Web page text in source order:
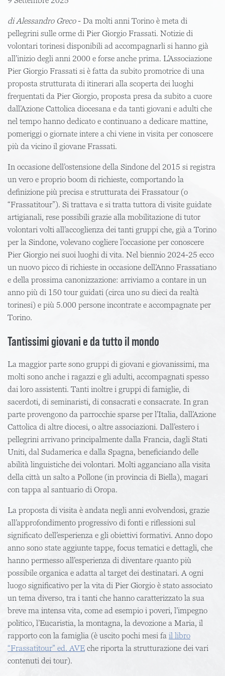
di Alessandro Greco- Da molti anni Torino è meta di
pellegrini sulle orme di Pier Giorgio Frassati. Notizie di
volontari torinesi disponibili ad accompagnarli si hanno già
all’inizio degli anni 2000 e forse anche prima. L’Associazione
Pier Giorgio Frassati si è fatta da subito promotrice di una
proposta strutturata di itinerari alla scoperta dei luoghi
frequentati da Pier Giorgio, proposta presa da subito a cuore
dall’Azione Cattolica diocesana e da tanti giovani e adulti che
nel tempo hanno dedicato e continuano a dedicare mattine,
pomeriggi o giornate intere a chi viene in visita per conoscere
più da vicino il giovane Frassati.
In occasione dell’ostensione della Sindone del 2015 si registra
un vero e proprio boom di richieste, comportando la
definizione più precisa e strutturata dei Frassatour (o
“Frassatitour”). Si trattava e si tratta tuttora di visite guidate
artigianali, rese possibili grazie alla mobilitazione di tutor
volontari volti all’accoglienza dei tanti gruppi che, già a Torino
per la Sindone, volevano cogliere l’occasione per conoscere
Pier Giorgio nei suoi luoghi di vita. Nel biennio 2024-25 ecco
un nuovo picco di richieste in occasione dell’Anno Frassatiano
e della prossima canonizzazione: arriviamo a contare in un
anno più di 150 tour guidati (circa uno su dieci da realtà
torinesi) e più 5.000 persone incontrate e accompagnate per
Torino.
Tantissimi giovani e da tutto il mondo
La maggior parte sono gruppi di giovani e giovanissimi, ma
molti sono anche i ragazzi e gli adulti, accompagnati spesso
dai loro assistenti. Tanti inoltre i gruppi di famiglie, di
sacerdoti, di seminaristi, di consacrati e consacrate. In gran
parte provengono da parrocchie sparse per l’Italia, dall’Azione
Cattolica di altre diocesi, o altre associazioni. Dall’estero i
pellegrini arrivano principalmente dalla Francia, dagli Stati
Uniti, dal Sudamerica e dalla Spagna, beneficiando delle
abilità linguistiche dei volontari. Molti agganciano alla visita
della città un salto a Pollone (in provincia di Biella), magari
con tappa al santuario di Oropa.
La proposta di visita è andata negli anni evolvendosi, grazie
all’approfondimento progressivo di fonti e riflessioni sul
significato dell’esperienza e gli obiettivi formativi. Anno dopo
anno sono state aggiunte tappe, focus tematici e dettagli, che
hanno permesso all’esperienza di diventare quanto più
possibile organica e adatta al target dei destinatari. A ogni
luogo significativo per la vita di Pier Giorgio è stato associato
un tema diverso, tra i tanti che hanno caratterizzato la sua
breve ma intensa vita, come ad esempio i poveri, l’impegno
politico, l’Eucaristia, la montagna, la devozione a Maria, il
rapporto con la famiglia (è uscito pochi mesi fa il libro
“Frassatitour” ed. AVE che riporta la strutturazione dei vari
contenuti dei tour).